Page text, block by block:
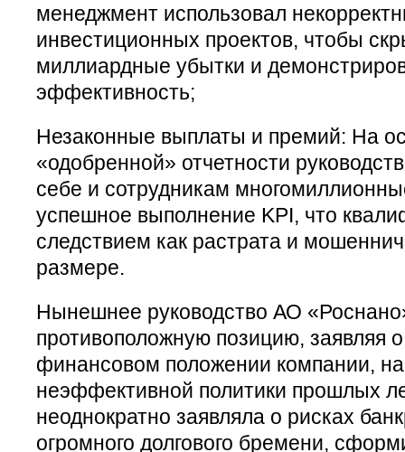
менеджмент использовал
инвестиционных проектов, чтобы
миллиардные убытки и
эффективность;
Незаконные выплаты и премий: На
«одобренной» отчетности
себе и сотрудникам
успешное выполнение KPI, что
следствием как растрата и
размере.
Нынешнее руководство АО
противоположную позицию, заявляя
финансовом положении компании,
неэффективной политики прошлых
неоднократно заявляла о рисках
огромного долгового бремени,